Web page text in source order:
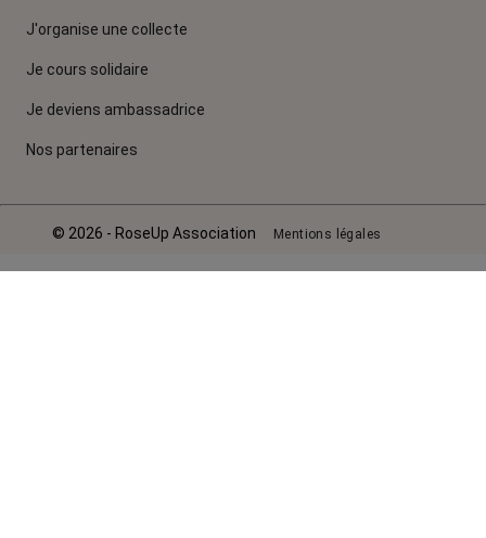
J'organise une collecte
Je cours solidaire
Je deviens ambassadrice
Nos partenaires
© 2026 - RoseUp Association Mentions légales